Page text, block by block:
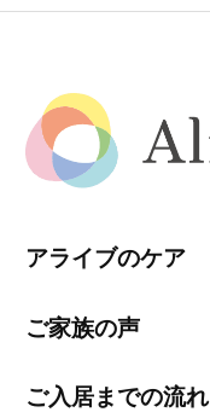
アライブのケア
ご家族の声
ご入居までの流れ